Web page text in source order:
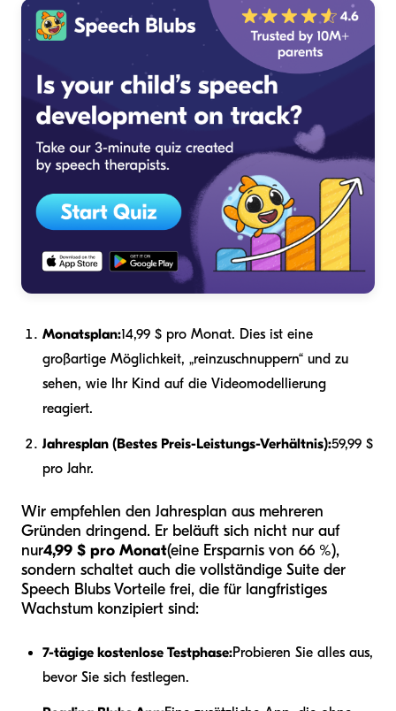
Monatsplan:14,99 $ pro Monat. Dies ist eine
großartige Möglichkeit, „reinzuschnuppern“ und zu
sehen, wie Ihr Kind auf die Videomodellierung
reagiert.
Jahresplan (Bestes Preis-Leistungs-Verhältnis):59,99 $
pro Jahr.
Wir empfehlen den Jahresplan aus mehreren
Gründen dringend. Er beläuft sich nicht nur auf
nur4,99 $ pro Monat(eine Ersparnis von 66 %),
sondern schaltet auch die vollständige Suite der
Speech Blubs Vorteile frei, die für langfristiges
Wachstum konzipiert sind:
7-tägige kostenlose Testphase:Probieren Sie alles aus,
bevor Sie sich festlegen.